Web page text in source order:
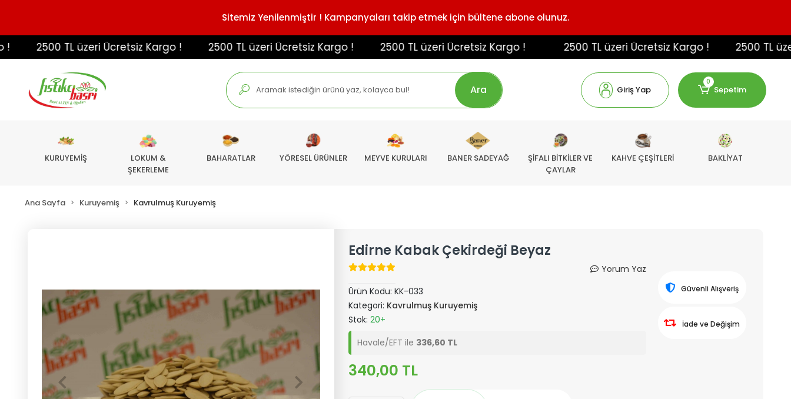
Sitemiz Yenilenmiştir ! Kampanyaları takip etmek için bültene abone olunuz.
2500 TL üzeri Ücretsiz Kargo ! 2500 TL üzeri Ücretsiz Kargo ! 2500 TL üzeri Ücretsiz Kargo ! 2500 TL üzeri Ücretsiz Kargo ! 2500 TL üzeri
Ara Giriş Yap
0
Sepetim
KURUYEMİŞ
LOKUM &
ŞEKERLEME
BAHARATLAR YÖRESEL ÜRÜNLER MEYVE KURULARI BANER SADEYAĞ
ŞİFALI BİTKİLER VE
ÇAYLAR
KAHVE ÇEŞİTLERİ BAKLİYAT
Ana Sayfa Kuruyemiş Kavrulmuş Kuruyemiş
Edirne Kabak Çekirdeği Beyaz
Yorum Yaz
Ürün Kodu: KK-033
Kategori: Kavrulmuş Kuruyemiş
Stok: 20+
Havale/EFT ile 336,60 TL
340,00 TL
Güvenli Alışveriş
İade ve Değişim